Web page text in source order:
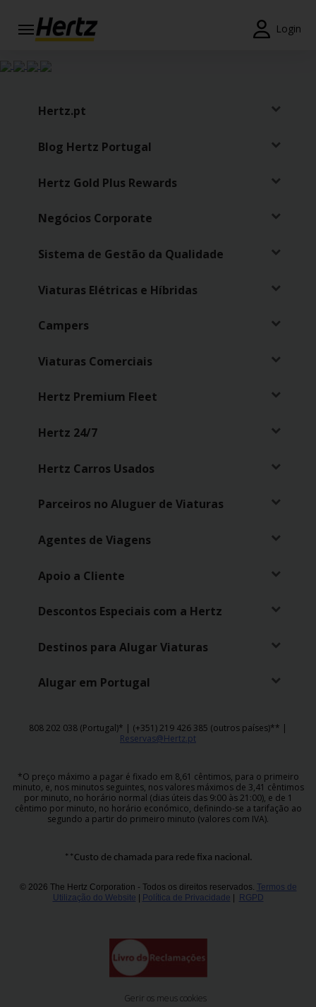
Login
Campanhas
Join /
Overview
PT/PT
Ajuda
Carrinhas
Carros
Premium
Produtos
Serviços
Campers
Alugueres
Gold+
Hertz.pt
Blog Hertz Portugal
Hertz Gold Plus Rewards
Negócios Corporate
Sistema de Gestão da Qualidade
Viaturas Elétricas e Híbridas
Campers
Viaturas Comerciais
Hertz Premium Fleet
Hertz 24/7
Hertz Carros Usados
Parceiros no Aluguer de Viaturas
Agentes de Viagens
Apoio a Cliente
Descontos Especiais com a Hertz
Destinos para Alugar Viaturas
Alugar em Portugal
808 202 038 (Portugal)* | (+351) 219 426 385 (outros países)** |
Reservas@Hertz.pt
*O preço máximo a pagar é fixado em 8,61 cêntimos, para o primeiro
minuto, e, nos minutos seguintes, nos valores máximos de 3,41 cêntimos
por minuto, no horário normal (dias úteis das 9:00 às 21:00), e de 1
cêntimo por minuto, no horário económico, definindo-se a tarifação ao
segundo a partir do primeiro minuto (valores com IVA).
**Custo de chamada para rede fixa nacional.
© 2026 The Hertz Corporation - Todos os direitos reservados. Termos de
Utilização do Website
Política de Privacidade RGPD
Gerir os meus cookies